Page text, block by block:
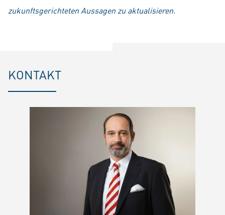
zukunftsgerichteten Aussagen zu aktualisieren.
KONTAKT